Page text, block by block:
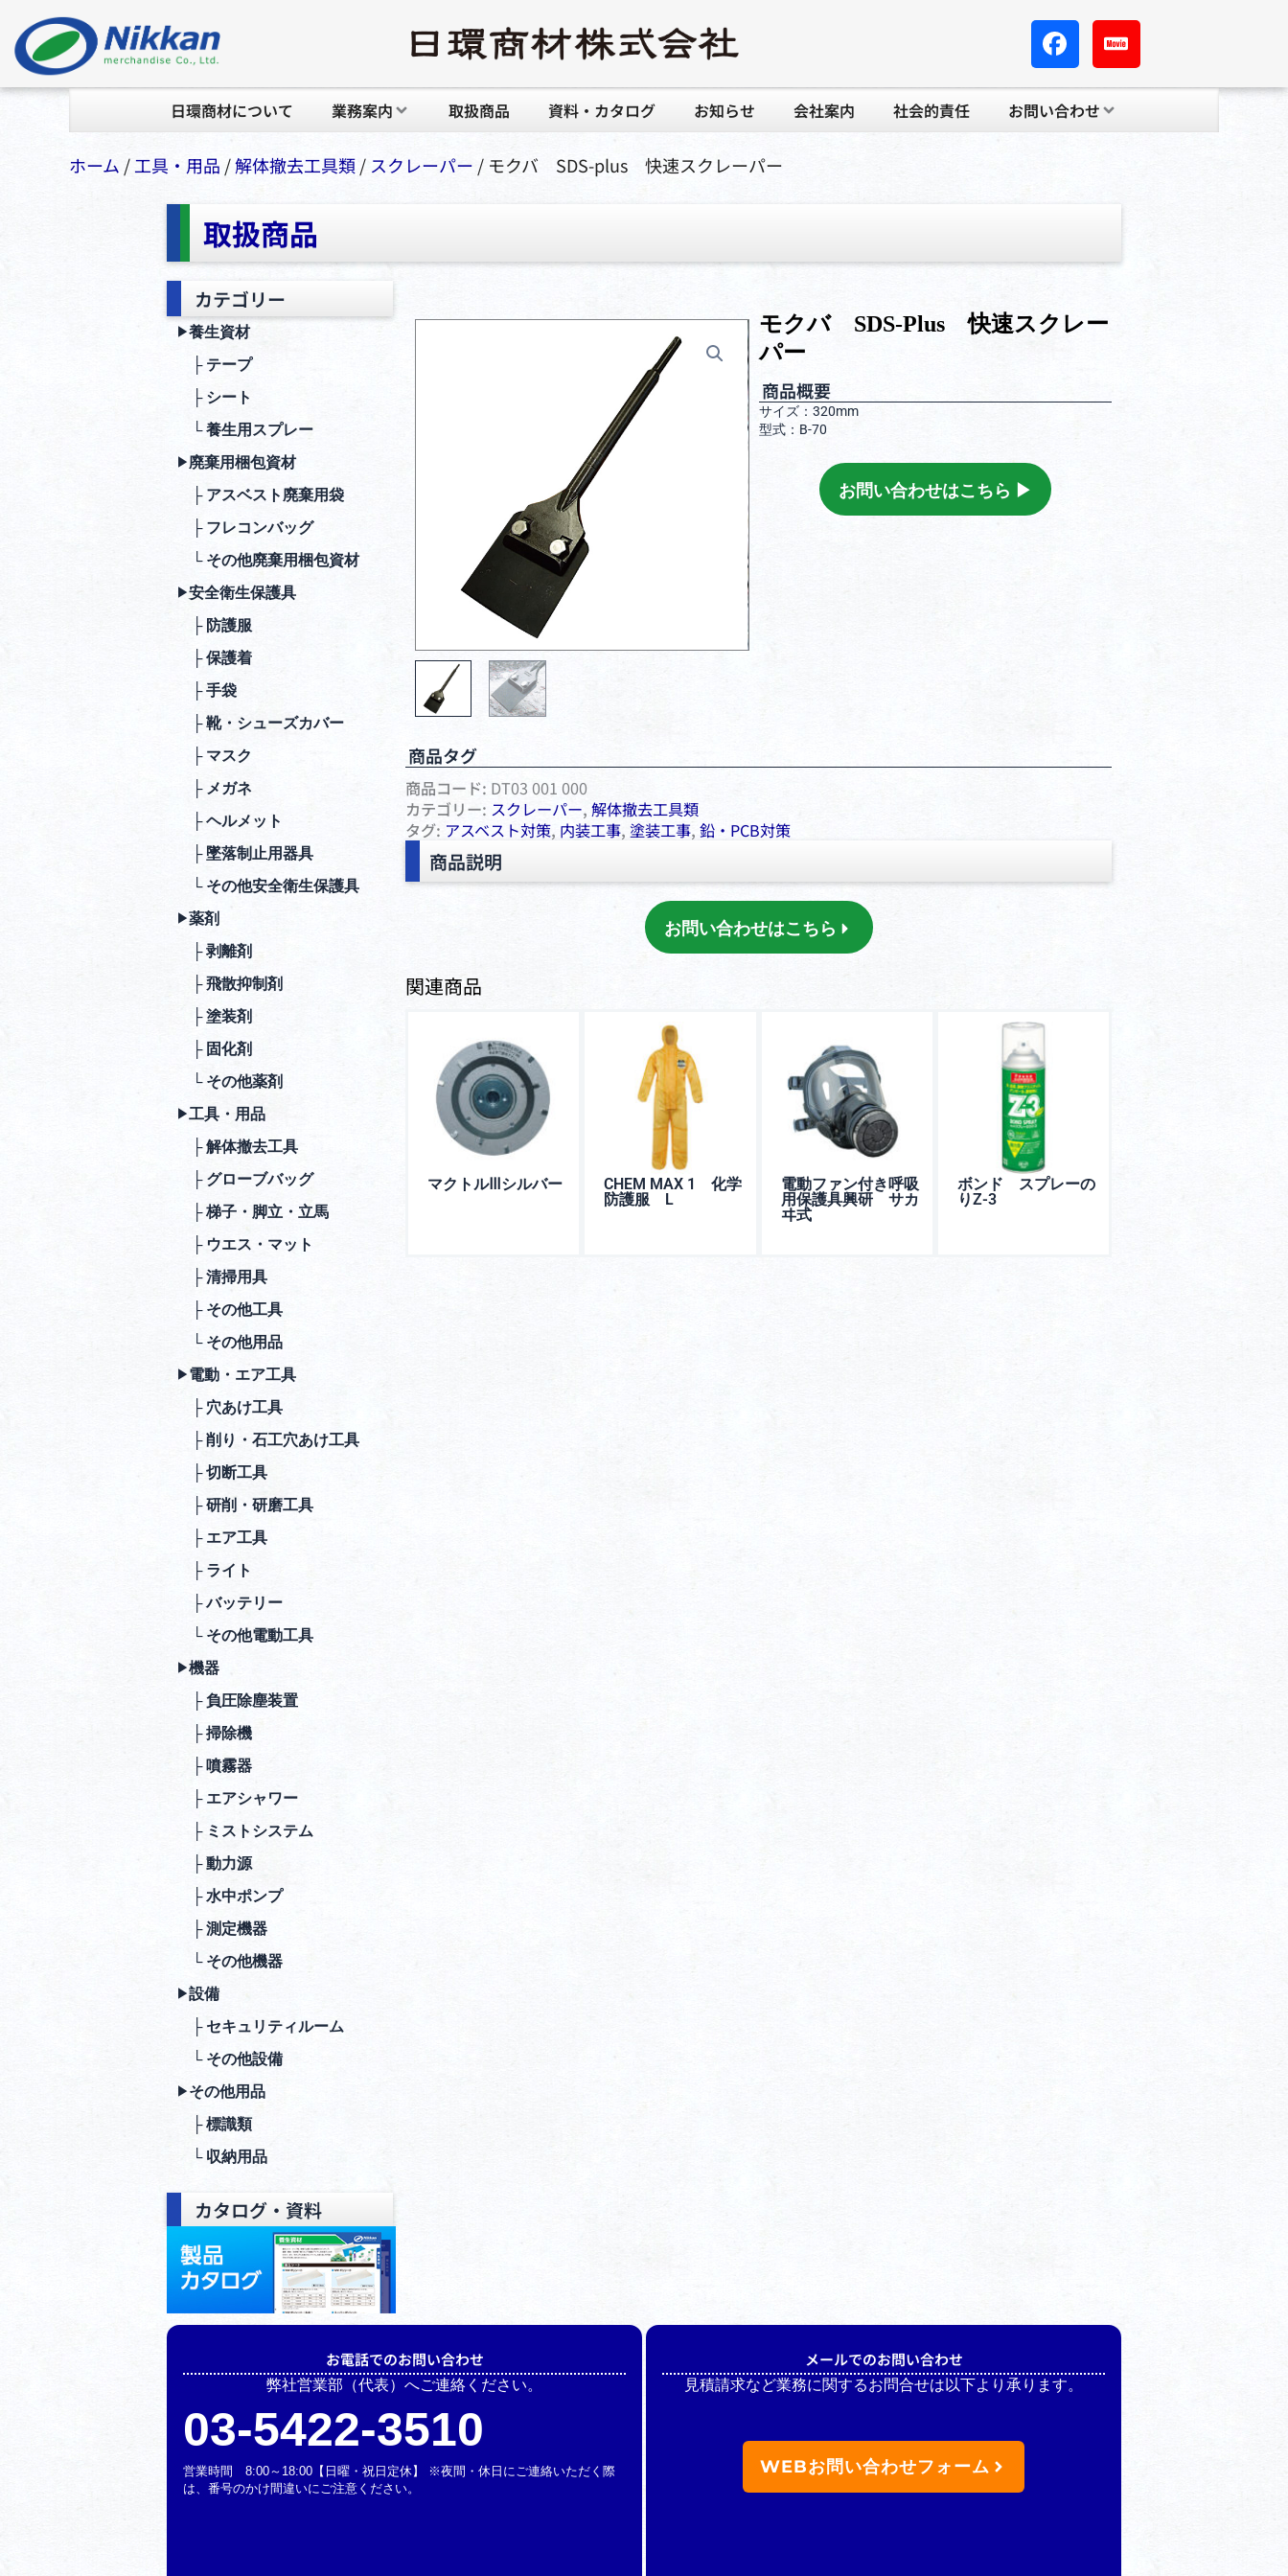
日環商材について 業務案内 取扱商品 資料・カタログ お知らせ 会社案内 社会的責任 お問い合わせ
ホーム /⼯具・⽤品 /解体撤去工具類/ スクレーパー / モクバ SDS-plus 快速スクレーパー
取扱商品
カテゴリー
▶︎養生資材
├ テープ
├ シート
└ 養生用スプレー
▶︎廃棄⽤梱包資材
├ アスベスト廃棄用袋
├ フレコンバッグ
└ その他廃棄用梱包資材
▶︎安全衛⽣保護具
├ 防護服
├ 保護着
├ ⼿袋
├ 靴・シューズカバー
├ マスク
├ メガネ
├ ヘルメット
├ 墜落制⽌⽤器具
└ その他安全衛⽣保護具
▶︎薬剤
├ 剥離剤
├ ⾶散抑制剤
├ 塗装剤
├ 固化剤
└ その他薬剤
▶︎⼯具・⽤品
├ 解体撤去⼯具
├ グローブバッグ
├ 梯⼦・脚⽴・⽴⾺
├ ウエス・マット
├ 清掃⽤具
├ その他⼯具
└ その他⽤品
▶︎ 電動・エア⼯具
├ ⽳あけ⼯具
├ 削り・⽯⼯⽳あけ⼯具
├ 切断⼯具
├ 研削・研磨⼯具
├ エア⼯具
├ ライト
├ バッテリー
└ その他電動⼯具
▶︎機器
├ 負圧除塵装置
├ 掃除機
├ 噴霧器
├ エアシャワー
├ ミストシステム
├ 動⼒源
├ ⽔中ポンプ
├ 測定機器
└ その他機器
▶︎設備
├ セキュリティルーム
└ その他設備
▶︎ その他⽤品
├ 標識類
└ 収納⽤品
カタログ・資料
モクバ SDS-Plus 快速スクレー
パー
商品概要
サイズ：320mm
型式：B-70
お問い合わせはこちら ▶︎
商品タグ
商品コード: DT03 001 000
カテゴリー: スクレーパー,解体撤去工具類
タグ: アスベスト対策, 内装工事,塗装工事,鉛・PCB対策
商品説明
お問い合わせはこちら
関連商品
マクトルⅢシルバー
CHEM MAX 1 化学
防護服 L
電動ファン付き呼吸
用保護具興研 サカ
ヰ式
ボンド スプレーの
りZ-3
お電話でのお問い合わせ
弊社営業部（代表）へご連絡ください。
03-5422-3510
営業時間 8:00～18:00【日曜・祝日定休】 ※夜間・休日にご連絡いただく際
は、番号のかけ間違いにご注意ください。
メールでのお問い合わせ
見積請求など業務に関するお問合せは以下より承ります。
WEBお問い合わせフォーム